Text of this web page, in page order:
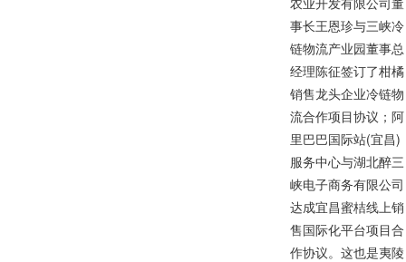
事长王恩珍与三峡冷
链物流产业园董事总
经理陈征签订了柑橘
销售龙头企业冷链物
流合作项目协议 ； 阿
里巴巴国际站(宜昌)
服务中心与湖北醉三
峡电子商务有限公司
达成宜昌蜜桔线 上销
售国际化平台项目合
作协议。 这也是夷陵